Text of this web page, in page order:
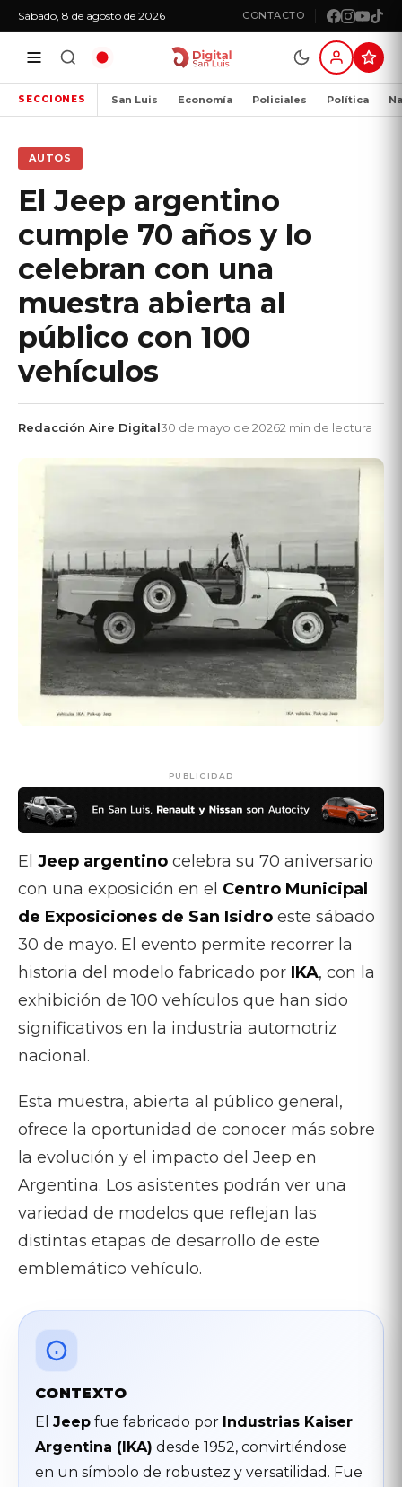
Sábado, 8 de agosto de 2026 CONTACTO
SECCIONES San Luis Economía Policiales Política
AUTOS
El Jeep argentino
cumple 70 años y lo
celebran con una
muestra abierta al
público con 100
vehículos
Redacción Aire Digital30 de mayo de 20262 min de lectura
PUBLICIDAD
El Jeep argentino celebra su 70 aniversario
con una exposición en el Centro Municipal
de Exposiciones de San Isidro este sábado
30 de mayo. El evento permite recorrer la
historia del modelo fabricado por IKA, con la
exhibición de 100 vehículos que han sido
significativos en la industria automotriz
nacional.
Esta muestra, abierta al público general,
ofrece la oportunidad de conocer más sobre
la evolución y el impacto del Jeep en
Argentina. Los asistentes podrán ver una
variedad de modelos que reflejan las
distintas etapas de desarrollo de este
emblemático vehículo.
CONTEXTO
El Jeep fue fabricado por Industrias Kaiser
Argentina (IKA) desde 1952, convirtiéndose
en un símbolo de robustez y versatilidad. Fue